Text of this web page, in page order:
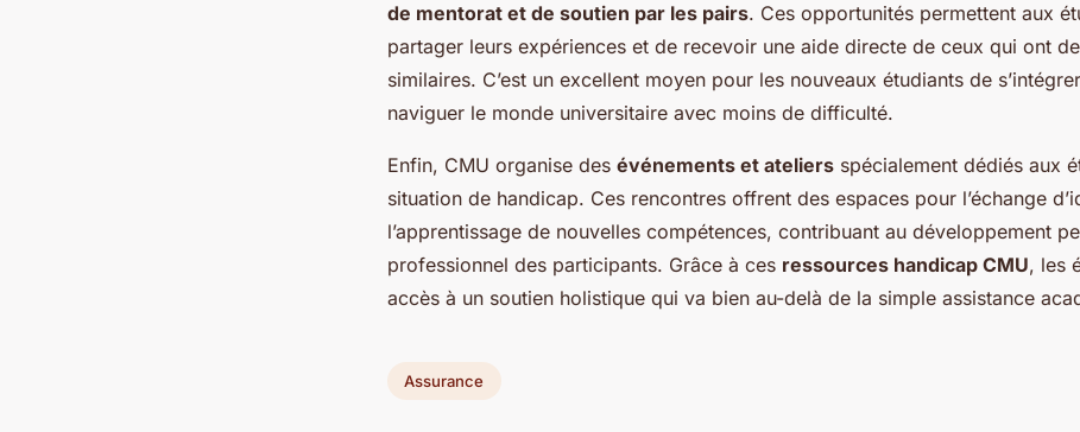
de mentorat et de soutien par les pairs. Ces opportunités permettent aux
partager leurs expériences et de recevoir une aide directe de ceux qui ont
similaires. C’est un excellent moyen pour les nouveaux étudiants de
naviguer le monde universitaire avec moins de difficulté.
Enfin, CMU organise des événements et ateliers spécialement dédiés aux
situation de handicap. Ces rencontres offrent des espaces pour l’échange
l’apprentissage de nouvelles compétences, contribuant au développement
professionnel des participants. Grâce à ces ressources handicap CMU, les
accès à un soutien holistique qui va bien au-delà de la simple assistance
Assurance